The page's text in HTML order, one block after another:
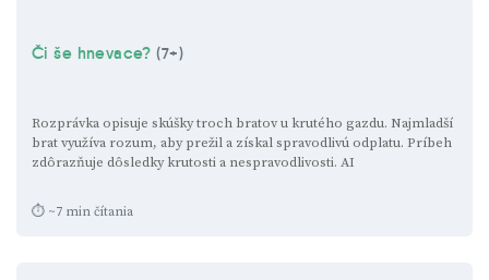
Či še hnevace?(7+)
Rozprávka opisuje skúšky troch bratov u krutého gazdu. Najmladší
brat využíva rozum, aby prežil a získal spravodlivú odplatu. Príbeh
zdôrazňuje dôsledky krutosti a nespravodlivosti. AI
⏱ ~7 min čítania